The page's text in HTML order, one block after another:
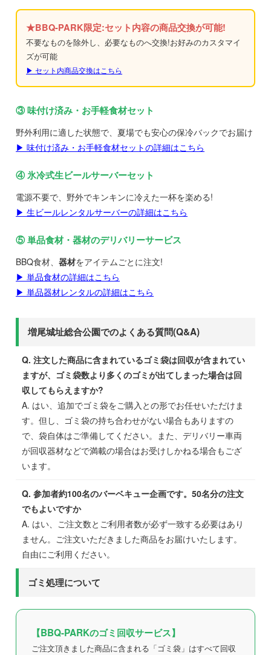
★BBQ-PARK限定:セット内容の商品交換が可能!
不要なものを除外し、必要なものへ交換!お好みのカスタマイ
ズが可能
▶ セット内商品交換はこちら
③ 味付け済み・お手軽食材セット
野外利用に適した状態で、夏場でも安心の保冷バックでお届け
▶ 味付け済み・お手軽食材セットの詳細はこちら
④ 氷冷式生ビールサーバーセット
電源不要で、野外でキンキンに冷えた一杯を楽める!
▶ 生ビールレンタルサーバーの詳細はこちら
⑤ 単品食材・器材のデリバリーサービス
BBQ食材、器材をアイテムごとに注文!
▶ 単品食材の詳細はこちら
▶ 単品器材レンタルの詳細はこちら
増尾城址総合公園でのよくある質問(Q&A)
Q. 注文した商品に含まれているゴミ袋は回収が含まれてい
ますが、ゴミ袋数より多くのゴミが出てしまった場合は回
収してもらえますか?
A. はい、追加でゴミ袋をご購入との形でお任せいただけま
す。但し、ゴミ袋の持ち合わせがない場合もありますの
で、袋自体はご準備してください。また、デリバリー車両
が回収器材などで満載の場合はお受けしかねる場合もござ
います。
Q. 参加者約100名のバーベキュー企画です。50名分の注文
でもよいですか
A. はい、ご注文数とご利用者数が必ず一致する必要はあり
ません。ご注文いただきました商品をお届けいたします。
自由にご利用ください。
ゴミ処理について
【BBQ-PARKのゴミ回収サービス】
ご注文頂きました商品に含まれる「ゴミ袋」はすべて回収